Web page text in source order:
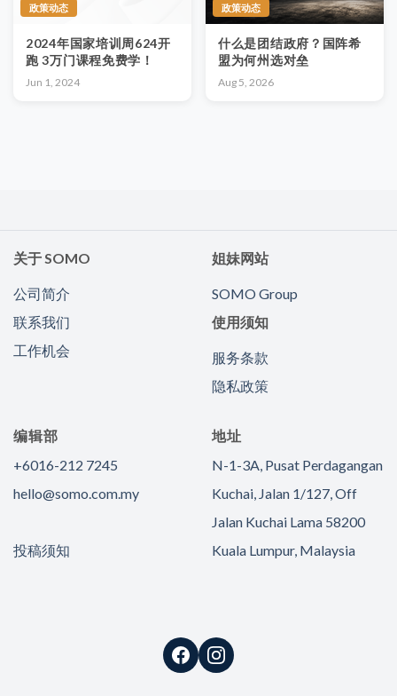
政策动态
2024年国家培训周624开
跑 3万门课程免费学！
Jun 1, 2024
政策动态
什么是团结政府？国阵希
盟为何州选对垒
Aug 5, 2026
关于 SOMO
公司简介
联系我们
工作机会
姐妹网站
SOMO Group
使用须知
服务条款
隐私政策
编辑部
+6016-212 7245
hello@somo.com.my
投稿须知
地址
N-1-3A, Pusat Perdagangan
Kuchai, Jalan 1/127, Off
Jalan Kuchai Lama 58200
Kuala Lumpur, Malaysia